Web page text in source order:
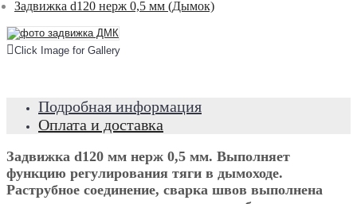
Задвижка d120 нерж 0,5 мм (Дымок)
Click Image for Gallery
Подробная информация
Оплата и доставка
Задвижка d120 мм нерж 0,5 мм. Выполняет
функцию регулирования тяги в дымоходе.
Раструбное соединение, сварка швов выполнена